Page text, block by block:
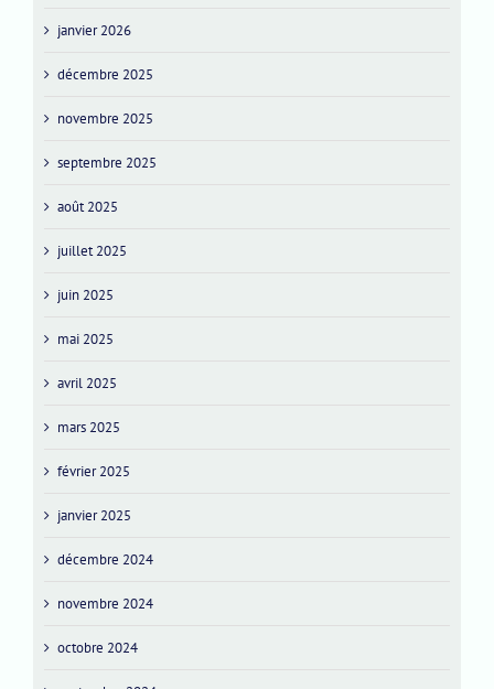
janvier 2026
décembre 2025
novembre 2025
septembre 2025
août 2025
juillet 2025
juin 2025
mai 2025
avril 2025
mars 2025
février 2025
janvier 2025
décembre 2024
novembre 2024
octobre 2024